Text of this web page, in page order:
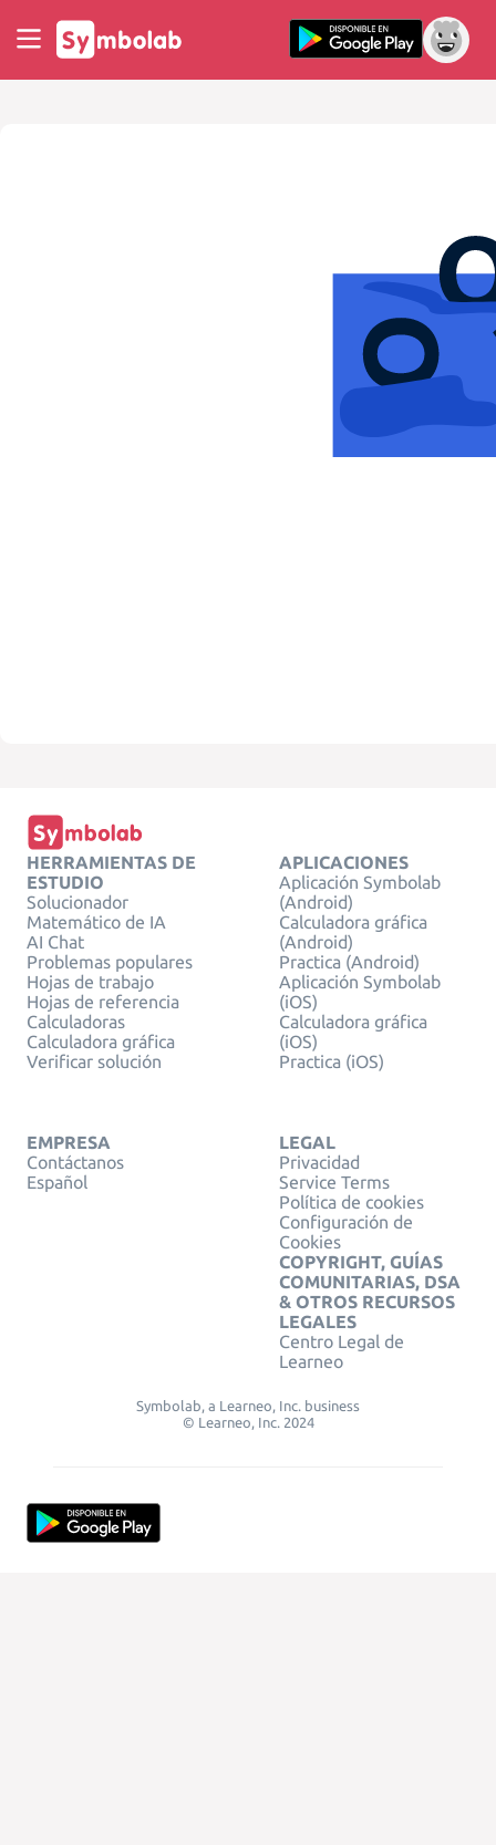
HERRAMIENTAS DE
ESTUDIO
Solucionador
Matemático de IA
AI Chat
Problemas populares
Hojas de trabajo
Hojas de referencia
Calculadoras
Calculadora gráfica
Verificar solución
APLICACIONES
Aplicación Symbolab
(Android)
Calculadora gráfica
(Android)
Practica (Android)
Aplicación Symbolab
(iOS)
Calculadora gráfica
(iOS)
Practica (iOS)
EMPRESA
Contáctanos
Español
LEGAL
Privacidad
Service Terms
Política de cookies
Configuración de
Cookies
COPYRIGHT, GUÍAS
COMUNITARIAS, DSA
& OTROS RECURSOS
LEGALES
Centro Legal de
Learneo
Symbolab, a Learneo, Inc. business
© Learneo, Inc. 2024